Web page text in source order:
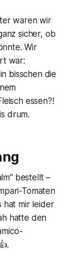
waren wir
sicher, ob
Wir
war:
bisschen die
essen?!
drum.
bestellt –
Tomaten
hat mir leider
hatte den